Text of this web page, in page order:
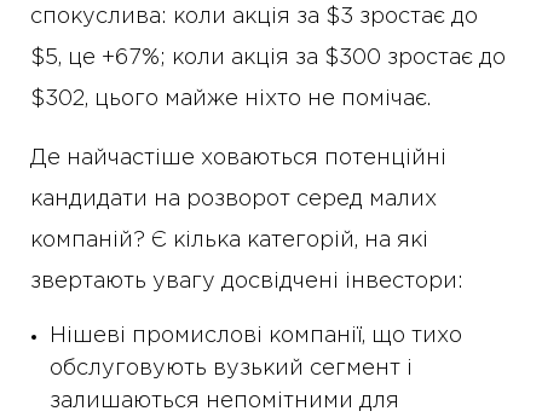
спокуслива: коли акція за $3 зростає до
$5, це +67%; коли акція за $300 зростає до
$302, цього майже ніхто не помічає.
Де найчастіше ховаються потенційні
кандидати на розворот серед малих
компаній? Є кілька категорій, на які
звертають увагу досвідчені інвестори:
Нішеві промислові компанії, що тихо
обслуговують вузький сегмент і
залишаються непомітними для